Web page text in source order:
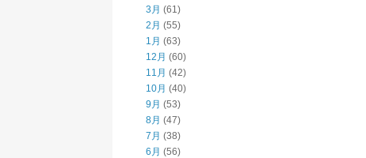
3月 (61)
2月 (55)
1月 (63)
12月 (60)
11月 (42)
10月 (40)
9月 (53)
8月 (47)
7月 (38)
6月 (56)